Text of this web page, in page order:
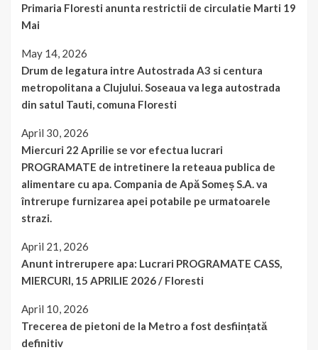
Primaria Floresti anunta restrictii de circulatie Marti 19
Mai
May 14, 2026
Drum de legatura intre Autostrada A3 si centura
metropolitana a Clujului. Soseaua va lega autostrada
din satul Tauti, comuna Floresti
April 30, 2026
Miercuri 22 Aprilie se vor efectua lucrari
PROGRAMATE de intretinere la reteaua publica de
alimentare cu apa. Compania de Apă Someș S.A. va
întrerupe furnizarea apei potabile pe urmatoarele
strazi.
April 21, 2026
Anunt intrerupere apa: Lucrari PROGRAMATE CASS,
MIERCURI, 15 APRILIE 2026 / Floresti
April 10, 2026
Trecerea de pietoni de la Metro a fost desființată
definitiv